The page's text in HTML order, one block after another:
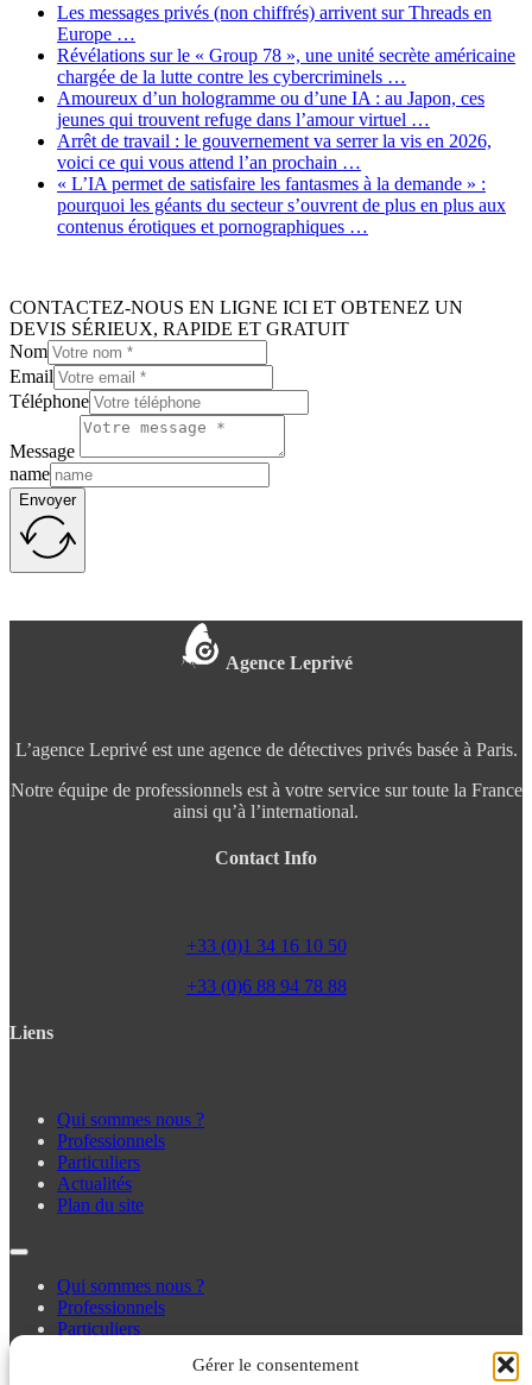
Gérer le consentement
Les messages privés (non chiffrés) arrivent sur Threads en
Europe …
Révélations sur le « Group 78 », une unité secrète américaine
chargée de la lutte contre les cybercriminels …
Amoureux d’un hologramme ou d’une IA : au Japon, ces
jeunes qui trouvent refuge dans l’amour virtuel …
Arrêt de travail : le gouvernement va serrer la vis en 2026,
voici ce qui vous attend l’an prochain …
« L’IA permet de satisfaire les fantasmes à la demande » :
pourquoi les géants du secteur s’ouvrent de plus en plus aux
contenus érotiques et pornographiques …
CONTACTEZ-NOUS EN LIGNE ICI ET OBTENEZ UN
DEVIS SÉRIEUX, RAPIDE ET GRATUIT
Nom
Email
Téléphone
Message
name
Envoyer
Agence Leprivé
L’agence Leprivé est une agence de détectives privés basée à Paris.
Notre équipe de professionnels est à votre service sur toute la France
ainsi qu’à l’international.
Contact Info
+33 (0)1 34 16 10 50
+33 (0)6 88 94 78 88
Liens
Qui sommes nous ?
Professionnels
Particuliers
Actualités
Plan du site
Qui sommes nous ?
Professionnels
Particuliers